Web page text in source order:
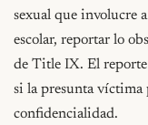
sexual que involucre
escolar, reportar lo
de Title IX. El reporte
si la presunta víctima
confidencialidad.